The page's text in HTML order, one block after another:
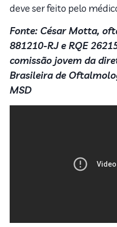
deve ser feito pelo
Fonte: César Motta,
881210-RJ e RQE
comissão jovem da
Brasileira de
MSD